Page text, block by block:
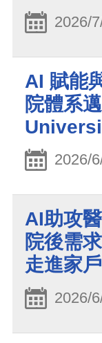
2026/
AI 賦能
院體系
2026/
AI助攻
院後需
走進家戶
2026/